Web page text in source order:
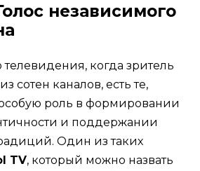
независимого
когда зритель
сотен каналов, есть те,
роль в формировании
и поддержании
Один из таких
TV, который можно назвать